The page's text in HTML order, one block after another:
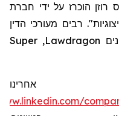
רבים מעורכי הדין
Lawdragon
,
Super